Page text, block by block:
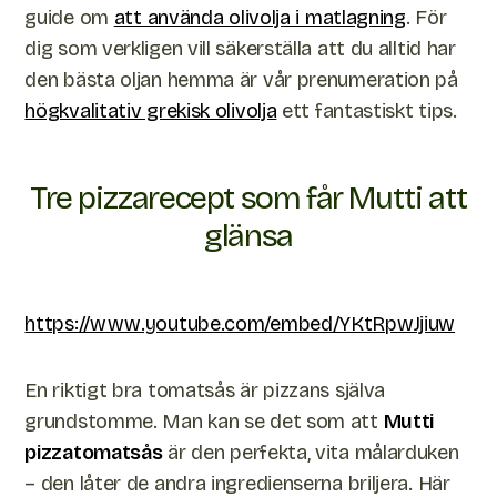
guide om att använda olivolja i matlagning. För
dig som verkligen vill säkerställa att du alltid har
den bästa oljan hemma är vår prenumeration på
högkvalitativ grekisk olivolja ett fantastiskt tips.
Tre pizzarecept som får Mutti att
glänsa
https://www.youtube.com/embed/YKtRpwJjiuw
En riktigt bra tomatsås är pizzans själva
grundstomme. Man kan se det som att Mutti
pizzatomatsåsär den perfekta, vita målarduken
– den låter de andra ingredienserna briljera. Här